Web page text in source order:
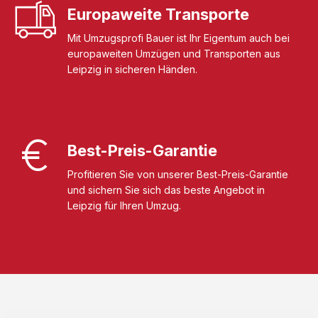
Europaweite Transporte
Mit Umzugsprofi Bauer ist Ihr Eigentum auch bei
europaweiten Umzügen und Transporten aus
Leipzig in sicheren Händen.
Best-Preis-Garantie
Profitieren Sie von unserer Best-Preis-Garantie
und sichern Sie sich das beste Angebot in
Leipzig für Ihren Umzug.